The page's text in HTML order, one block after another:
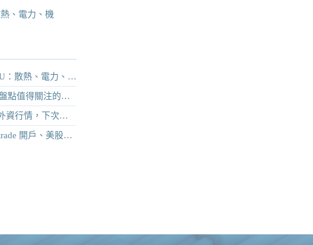
、電力、機
機械結構與台股供應鏈
的二十家供應鏈企業
調整你準備好了嗎？
股交易機制完整教學